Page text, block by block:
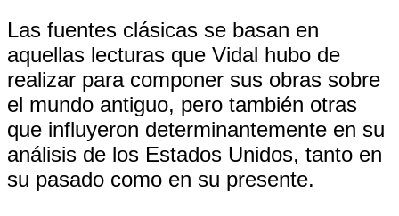
Las fuentes clásicas se basan en
aquellas lecturas que Vidal hubo de
realizar para componer sus obras sobre
el mundo antiguo, pero también otras
que influyeron determinantemente en su
análisis de los Estados Unidos, tanto en
su pasado como en su presente.